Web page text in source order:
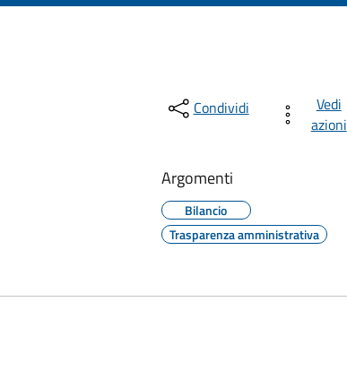
Condividi
Vedi
azioni
Argomenti
Bilancio
Trasparenza amministrativa